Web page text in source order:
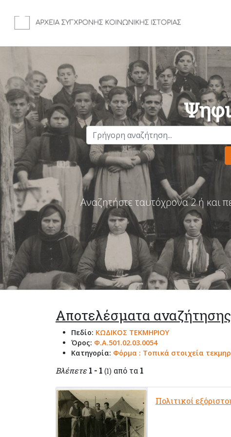
Αναζητήστε ταυτόχρονα 2 ή και
Αποτελέσματα
Πεδίο: ΚΩΔΙΚΟΣ ΤΕΚΜΗΡΙΟΥ
Όρος: Φ.Α.501.02.03.0054
Κατηγορία: Φόρμα : Τοπικά στοιχεία
Βλέπετε 1 - 1 (1) από τα 1
Πολιτικοί